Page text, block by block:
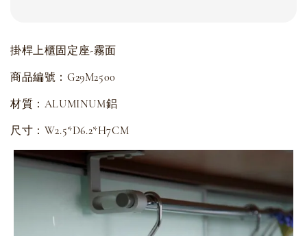
掛桿上櫃固定座-霧面
商品編號：G29M2500
材質：ALUMINUM鋁
尺寸：W2.5*D6.2*H7CM